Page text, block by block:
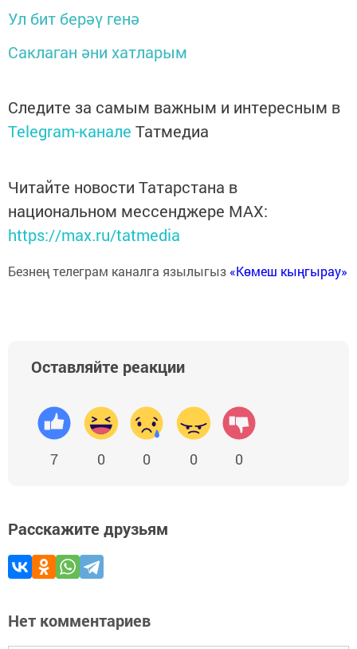
Ул бит берәү генә
Саклаган әни хатларым
Следите за самым важным и интересным в
Telegram-канале Татмедиа
Читайте новости Татарстана в
национальном мессенджере MАХ:
https://max.ru/tatmedia
Безнең телеграм каналга язылыгыз «Көмеш кыңгырау»
Оставляйте реакции
7 0 0 0 0
Расскажите друзьям
Нет комментариев